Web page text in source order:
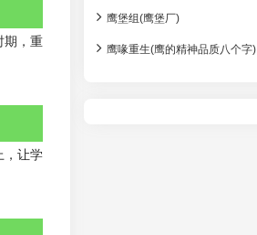
期，重
，让学
鹰堡组(鹰堡厂)
鹰喙重生(鹰的精神品质八个字)